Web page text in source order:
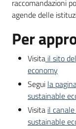
raccomandazioni
agende delle
Per
Visita il sito
economy
Segui la
sustainable
Visita il
sustainable